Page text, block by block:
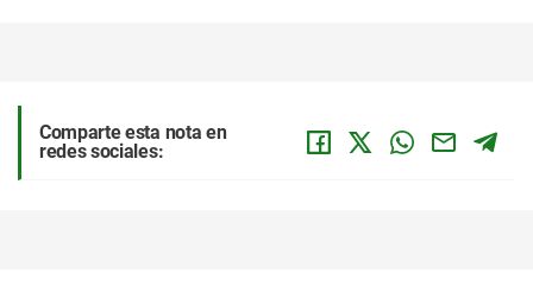
Comparte esta nota en
redes sociales: